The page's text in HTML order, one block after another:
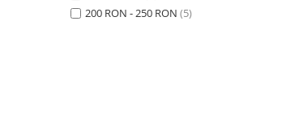
200 RON - 250 RON (5)